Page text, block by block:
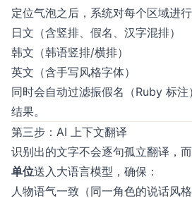
定位气泡之后，系统对每个区域进行
日文（含竖排、假名、汉字混排）
韩文（韩语竖排/横排）
英文（含手写风格字体）
同时会自动过滤振假名（Ruby 标
结果。
第三步：AI 上下文翻译
识别出的文字不会逐句孤立翻译，
单位送入大语言模型，确保：
人物语气一致（同一角色的说话风格